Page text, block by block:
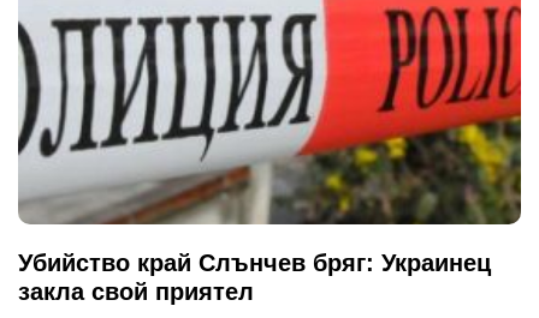
Убийство край Слънчев бряг: Украинец
закла свой приятел